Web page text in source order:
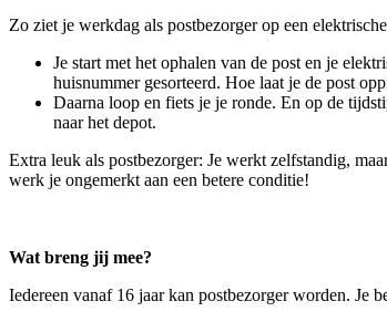
Zo ziet je werkdag als postbezorger op een
Je start met het ophalen van de post en je
huisnummer gesorteerd. Hoe laat je de post
Daarna loop en fiets je je ronde. En op de
naar het depot.
Extra leuk als postbezorger: Je werkt zelfstandig,
werk je ongemerkt aan een betere conditie!
Wat breng jij mee?
Iedereen vanaf 16 jaar kan postbezorger worden. Je